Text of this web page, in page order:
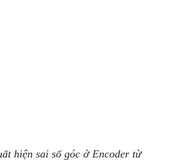
hiện sai số góc ở Encoder từ